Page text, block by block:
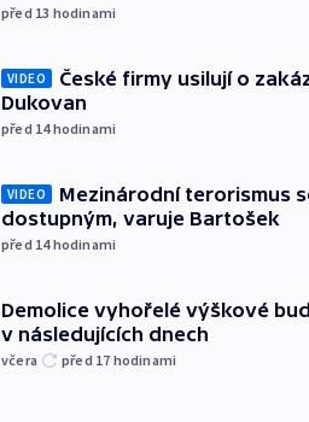
před 13 hodinami
VIDEO
České firmy usilují o
Dukovan
před 14hodinami
VIDEO
Mezinárodní terorismus
dostupným, varuje Bartošek
před 14hodinami
Demolice vyhořelé výškové
v následujících dnech
včera před 17 hodinami